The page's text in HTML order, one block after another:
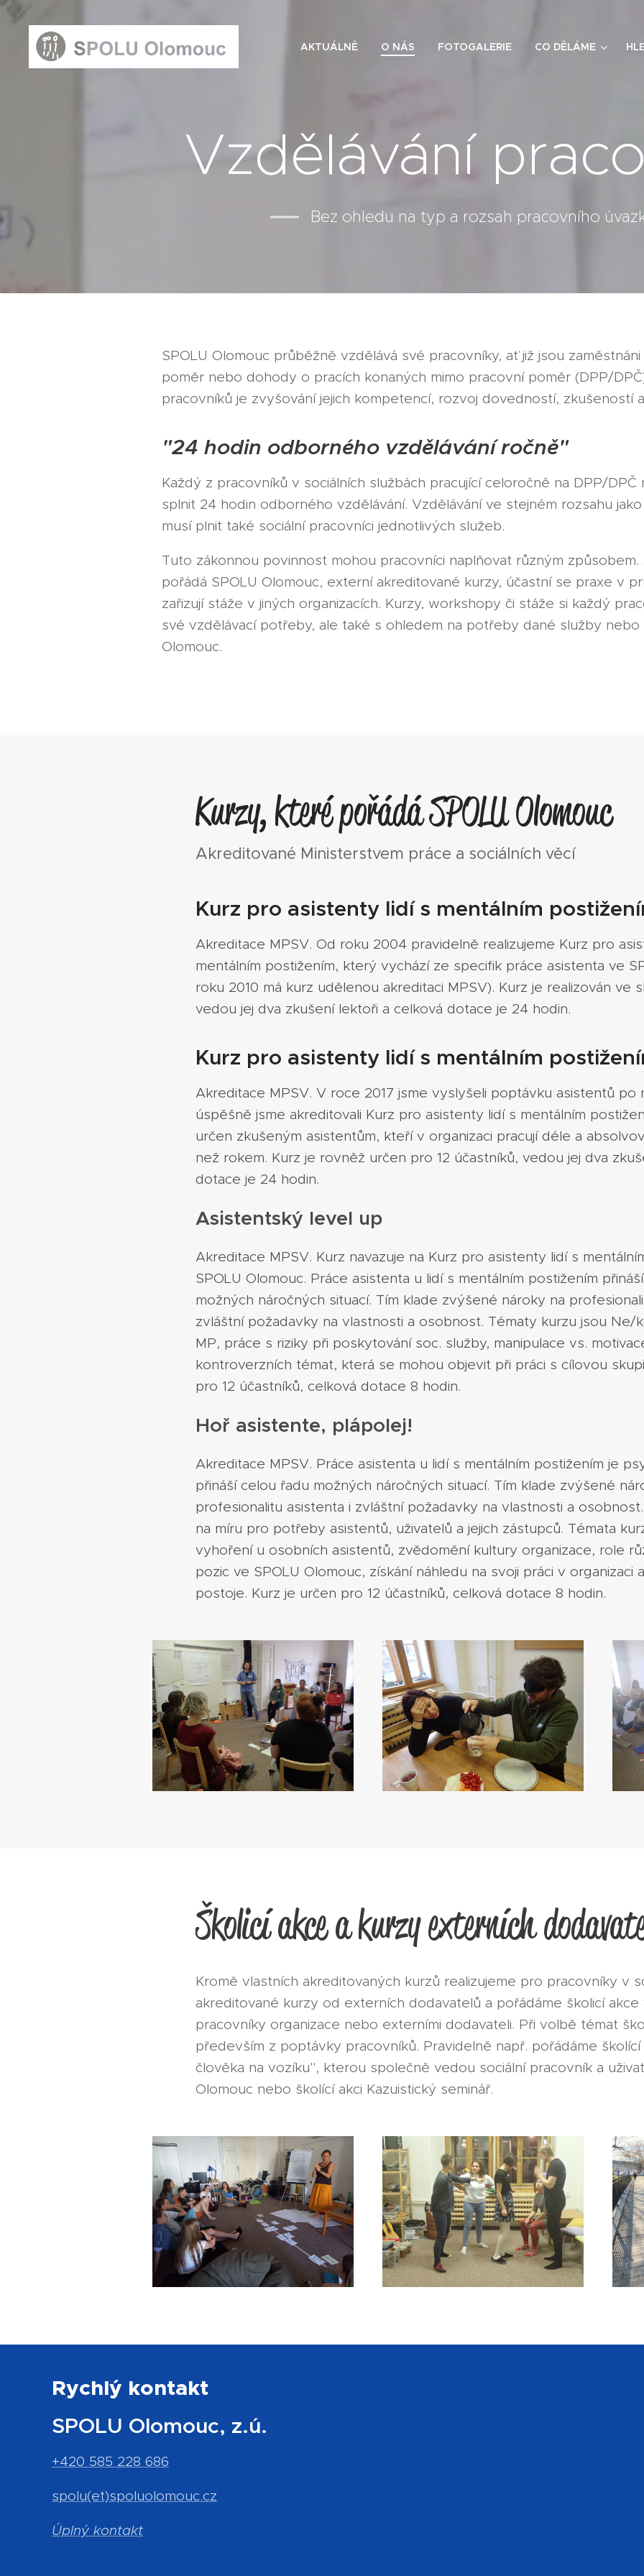
AKTUÁLNĚ O NÁS FOTOGALERIE CO DĚLÁME
Vzdělávání
Bez ohledu na typ a rozsah pracovního
SPOLU Olomouc průběžně vzdělává své pracovníky, ať již jsou
poměr nebo dohody o pracích konaných mimo pracovní poměr (DPP/
pracovníků je zvyšování jejich kompetencí, rozvoj dovedností, zkušeností
"24 hodin odborného vzdělávání ročně"
Každý z pracovníků v sociálních službách pracující celoročně na DPP/DPČ
splnit 24 hodin odborného vzdělávání. Vzdělávání ve stejném rozsahu
musí plnit také sociální pracovníci jednotlivých služeb.
Tuto zákonnou povinnost mohou pracovníci naplňovat různým
pořádá SPOLU Olomouc, externí akreditované kurzy, účastní se praxe v
zařizují stáže v jiných organizacích. Kurzy, workshopy či stáže si každý
své vzdělávací potřeby, ale také s ohledem na potřeby dané služby nebo
Olomouc.
Kurzy, které pořádá SPOLU Olomouc
Akreditované Ministerstvem práce a sociálních věcí
Kurz pro asistenty lidí s mentálním
Akreditace MPSV. Od roku 2004 pravidelně realizujeme Kurz pro
mentálním postižením, který vychází ze specifik práce asistenta ve
roku 2010 má kurz udělenou akreditaci MPSV). Kurz je realizován ve
vedou jej dva zkušení lektoři a celková dotace je 24 hodin.
Kurz pro asistenty lidí s mentálním
Akreditace MPSV. V roce 2017 jsme vyslyšeli poptávku asistentů po
úspěšně jsme akreditovali Kurz pro asistenty lidí s mentálním
určen zkušeným asistentům, kteří v organizaci pracují déle a
než rokem. Kurz je rovněž určen pro 12 účastníků, vedou jej dva
dotace je 24 hodin.
Asistentský level up
Akreditace MPSV. Kurz navazuje na Kurz pro asistenty lidí s
SPOLU Olomouc. Práce asistenta u lidí s mentálním postižením
možných náročných situací. Tím klade zvýšené nároky na
zvláštní požadavky na vlastnosti a osobnost. Tématy kurzu jsou Ne/
MP, práce s riziky při poskytování soc. služby, manipulace vs.
kontroverzních témat, která se mohou objevit při práci s cílovou
pro 12 účastníků, celková dotace 8 hodin.
Hoř asistente, plápolej!
Akreditace MPSV. Práce asistenta u lidí s mentálním postižením je
přináší celou řadu možných náročných situací. Tím klade zvýšené
profesionalitu asistenta i zvláštní požadavky na vlastnosti a
na míru pro potřeby asistentů, uživatelů a jejich zástupců. Témata
vyhoření u osobních asistentů, zvědomění kultury organizace, role
pozic ve SPOLU Olomouc, získání náhledu na svoji práci v organizaci
postoje. Kurz je určen pro 12 účastníků, celková dotace 8 hodin.
Školicí akce a kurzy externích
Kromě vlastních akreditovaných kurzů realizujeme pro pracovníky v
akreditované kurzy od externích dodavatelů a pořádáme školicí akce
pracovníky organizace nebo externími dodavateli. Při volbě témat
především z poptávky pracovníků. Pravidelně např. pořádáme
člověka na vozíku", kterou společně vedou sociální pracovník a
Olomouc nebo školící akci Kazuistický seminář.
Rychlý kontakt
SPOLU Olomouc, z.ú.
+420 585 228 686
spolu(et)spoluolomouc.cz
Úplný kontakt